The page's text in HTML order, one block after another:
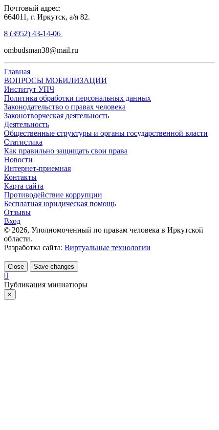
Почтовый адрес:
664011, г. Иркутск, а/я 82.
8 (3952) 43-14-06
ombudsman38@mail.ru
Главная
ВОПРОСЫ МОБИЛИЗАЦИИ
Институт УПЧ
Политика обработки персональных данных
Законодательство о правах человека
Законотворческая деятельность
Деятельность
Общественные структуры и органы государственной власти
Статистика
Как правильно защищать свои права
Новости
Интернет-приемная
Контакты
Карта сайта
Противодействие коррупции
Бесплатная юридическая помощь
Отзывы
Вход
© 2026, Уполномоченный по правам человека в Иркутской
области.
Разработка сайта: Виртуальные технологии
Close Save changes
Публикация миниатюры
×